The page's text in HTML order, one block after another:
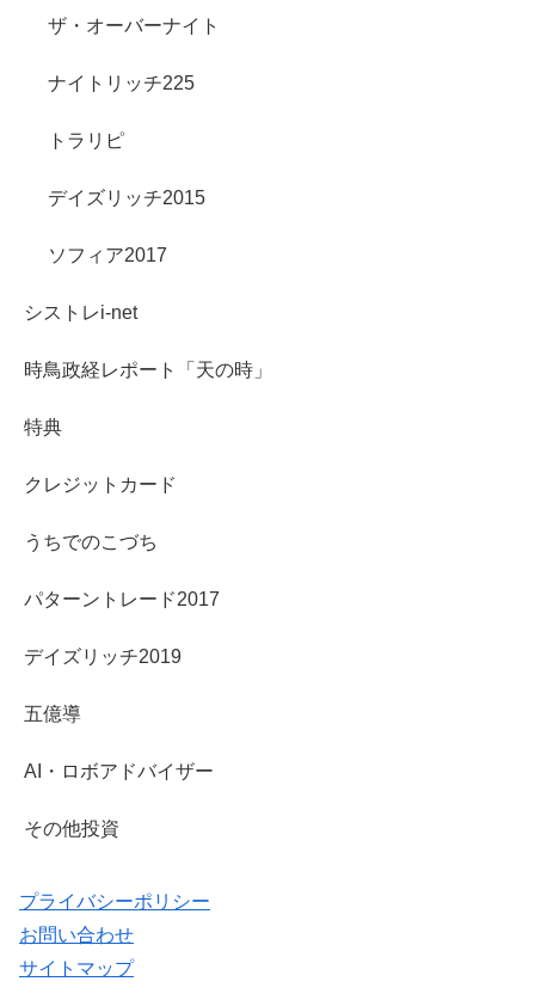
ザ・オーバーナイト
ナイトリッチ225
トラリピ
デイズリッチ2015
ソフィア2017
シストレi-net
時鳥政経レポート「天の時」
特典
クレジットカード
うちでのこづち
パターントレード2017
デイズリッチ2019
五億導
AI・ロボアドバイザー
その他投資
プライバシーポリシー
お問い合わせ
サイトマップ